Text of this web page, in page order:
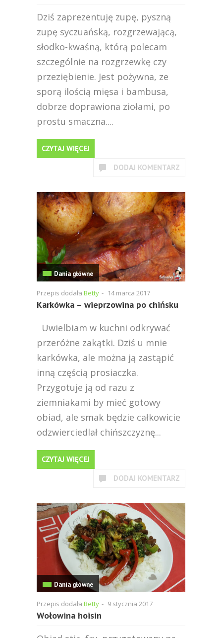
Dziś zaprezentuję zupę, pyszną
zupę syczuańską, rozgrzewającą,
słodko-kwaśną, którą polecam
szczególnie na rozgrzewkę czy
przeziębienie. Jest pożywna, ze
sporą ilością mięsa i bambusa,
dobrze doprawiona ziołami, po
prostu smaczna....
CZYTAJ WIĘCEJ
DODAJ KOMENTARZ
Dania główne
Przepis dodała Betty - 14 marca 2017
Karkówka – wieprzowina po chińsku
Uwielbiam w kuchni odkrywać
przeróżne zakątki. Dziś u mnie
karkówka, ale można ją zastąpić
inną częścią prosiaczka.
Przygotuje ją od razu z
ziemniakami by mieć gotowy
obiad, ale smak będzie całkowicie
odzwierciedlał chińszczyznę...
CZYTAJ WIĘCEJ
DODAJ KOMENTARZ
Dania główne
Przepis dodała Betty - 9 stycznia 2017
Wołowina hoisin